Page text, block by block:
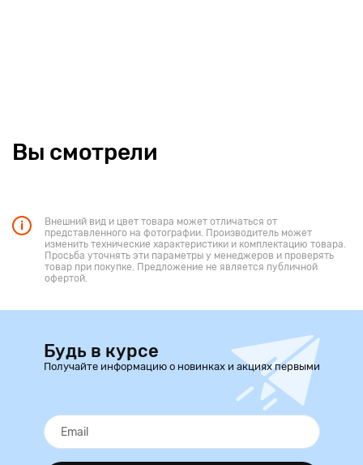
Вы смотрели
Внешний вид и цвет товара может отличаться от
представленного на фотографии. Производитель может
изменить технические характеристики и комплектацию товара.
Просьба уточнять эти параметры у менеджеров и проверять
товар при покупке. Предложение не является публичной
офертой.
Будь в курсе
Получайте информацию о новинках и акциях первыми